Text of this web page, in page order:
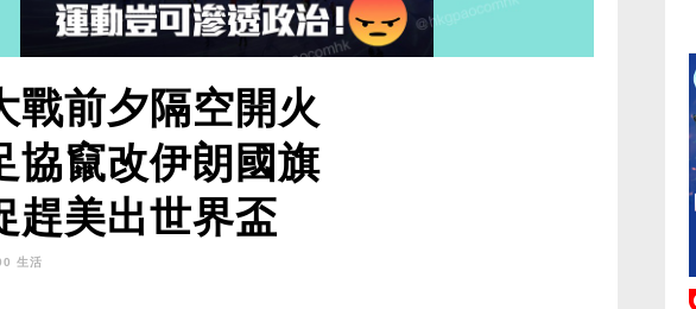
戰前夕隔空開火
協竄改伊朗國旗
趕美出世界盃
生活